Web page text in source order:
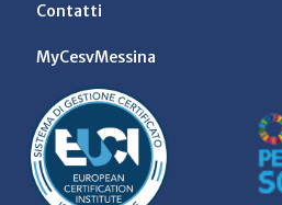
Contatti
MyCesvMessina